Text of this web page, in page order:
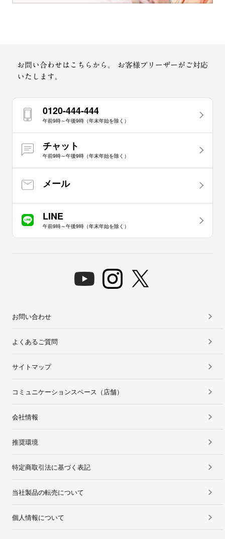
お問い合わせはこちらから。
お客様プリーザーがご対応
いたします。
0120-444-444
午前9時～午後9時（年末年始を除く）
チャット
午前9時～午後9時（年末年始を除く）
メール
LINE
午前9時～午後9時（年末年始を除く）
お問い合わせ
よくあるご質問
サイトマップ
コミュニケーションスペース（店舗）
会社情報
推奨環境
特定商取引法に基づく表記
当社製品の転売について
個人情報について